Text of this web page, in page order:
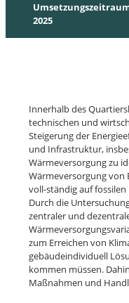
2025
Innerhalb des
technischen und
Steigerung der
und Infrastruktur,
Wärmeversorgung zu
Wärmeversorgung von
voll-ständig auf
Durch die
zentraler und
zum Erreichen von
gebäudeindividuell
kommen müssen.
Maßnahmen und